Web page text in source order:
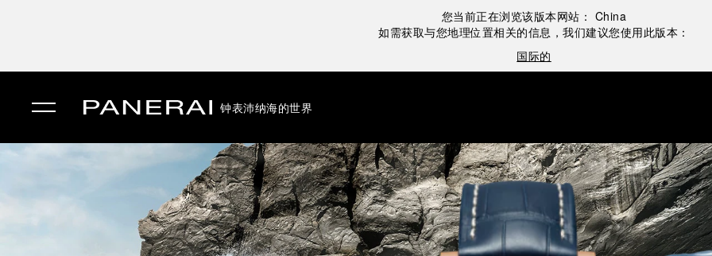
您当前正在浏览该版本网站： China
如需获取与您地理位置相关的信息，我们建议您使用此版本：
国际的
钟表沛纳海的世界